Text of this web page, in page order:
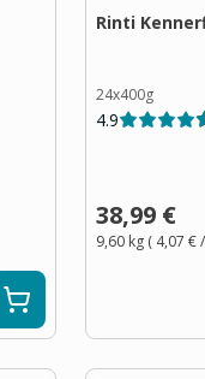
Rinti
24x400g
4.9
38,99 €
9,60 kg ( 4,07 €